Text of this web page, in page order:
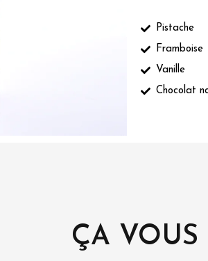
Pistache
Framboise
Vanille
Chocolat
ÇA VOUS